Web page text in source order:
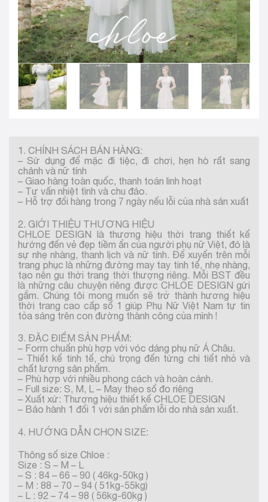
1. CHÍNH SÁCH BÁN HÀNG:
– Sử dụng để mặc đi tiệc, đi chơi, hẹn hò rất sang
chảnh và nữ tính
– Giao hàng toàn quốc, thanh toán linh hoạt
– Tư vấn nhiệt tình và chu đáo.
– Hỗ trợ đổi hàng trong 7 ngày nếu lỗi của nhà sản xuất
2. GIỚI THIỆU THƯƠNG HIỆU
CHLOE DESIGN là thương hiệu thời trang thiết kế
hướng đến vẻ đẹp tiềm ẩn của người phụ nữ Việt, đó là
sự nhẹ nhàng, thanh lịch và nữ tính. Để xuyến trên mỗi
trang phục là những đường may tay tinh tế, nhẹ nhàng,
tạo nên gu thời trang thời thượng riêng. Mỗi BST đều
là những câu chuyện riêng được CHLOE DESIGN gửi
gắm. Chúng tôi mong muốn sẽ trở thành hương hiệu
thời trang cao cấp số 1 giúp Phụ Nữ Việt Nam tự tin
tỏa sáng trên con đường thành công của mình !
3. ĐẶC ĐIỂM SẢN PHẨM:
– Form chuẩn phù hợp với vóc dáng phụ nữ Á Châu.
– Thiết kế tinh tế, chú trọng đến từng chi tiết nhỏ và
chất lượng sản phẩm.
– Phù hợp với nhiều phong cách và hoàn cảnh.
– Full size: S, M, L – May theo số đo riêng
– Xuất xứ: Thương hiệu thiết kế CHLOE DESIGN
– Bảo hành 1 đổi 1 với sản phẩm lỗi do nhà sản xuất.
4. HƯỚNG DẪN CHỌN SIZE:
Thông số size Chloe :
Size : S – M – L
– S : 84 – 66 – 90 ( 46kg-50kg )
– M : 88 – 70 – 94 ( 51kg-55kg)
– L : 92 – 74 – 98 ( 56kg-60kg )